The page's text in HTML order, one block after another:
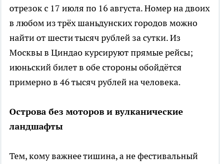
отрезок с 17 июля по 16 августа. Номер на двоих
в любом из трёх шаньдунских городов можно
найти от шести тысяч рублей за сутки. Из
Москвы в Циндао курсируют прямые рейсы;
июньский билет в обе стороны обойдётся
примерно в 46 тысяч рублей на человека.
Острова без моторов и вулканические
ландшафты
Тем, кому важнее тишина, а не фестивальный